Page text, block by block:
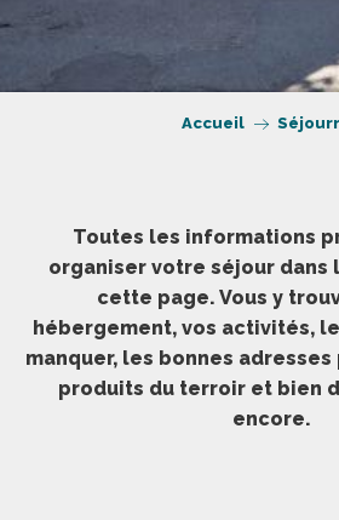
Accueil
Toutes les informations
organiser votre séjour dans
cette page. Vous y
hébergement, vos activités,
manquer, les bonnes
produits du terroir et bien
encore.